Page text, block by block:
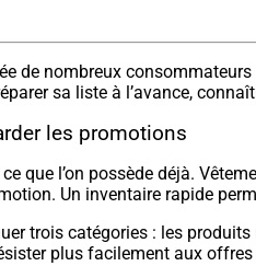
de nombreux
sa liste à l’avance,
les promotions
que l’on possède déjà.
Un inventaire rapide
trois catégories : les
plus facilement aux